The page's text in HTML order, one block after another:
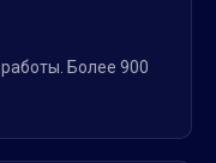
Более 900